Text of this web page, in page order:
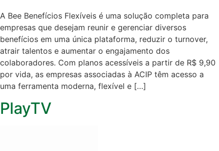
A Bee Benefícios Flexíveis é uma solução completa para
empresas que desejam reunir e gerenciar diversos
benefícios em uma única plataforma, reduzir o turnover,
atrair talentos e aumentar o engajamento dos
colaboradores. Com planos acessíveis a partir de R$ 9,90
por vida, as empresas associadas à ACIP têm acesso a
uma ferramenta moderna, flexível e […]
PlayTV